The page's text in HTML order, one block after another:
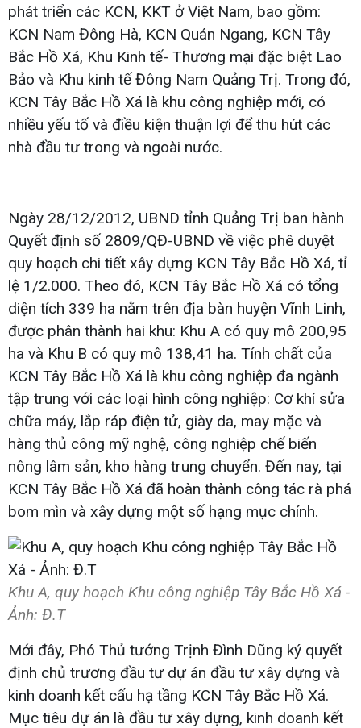
phát triển các KCN, KKT ở Việt Nam, bao gồm:
KCN Nam Đông Hà, KCN Quán Ngang, KCN Tây
Bắc Hồ Xá, Khu Kinh tế- Thương mại đặc biệt Lao
Bảo và Khu kinh tế Đông Nam Quảng Trị. Trong đó,
KCN Tây Bắc Hồ Xá là khu công nghiệp mới, có
nhiều yếu tố và điều kiện thuận lợi để thu hút các
nhà đầu tư trong và ngoài nước.
Ngày 28/12/2012, UBND tỉnh Quảng Trị ban hành
Quyết định số 2809/QĐ-UBND về việc phê duyệt
quy hoạch chi tiết xây dựng KCN Tây Bắc Hồ Xá, tỉ
lệ 1/2.000. Theo đó, KCN Tây Bắc Hồ Xá có tổng
diện tích 339 ha nằm trên địa bàn huyện Vĩnh Linh,
được phân thành hai khu: Khu A có quy mô 200,95
ha và Khu B có quy mô 138,41 ha. Tính chất của
KCN Tây Bắc Hồ Xá là khu công nghiệp đa ngành
tập trung với các loại hình công nghiệp: Cơ khí sửa
chữa máy, lắp ráp điện tử, giày da, may mặc và
hàng thủ công mỹ nghệ, công nghiệp chế biến
nông lâm sản, kho hàng trung chuyển. Đến nay, tại
KCN Tây Bắc Hồ Xá đã hoàn thành công tác rà phá
bom mìn và xây dựng một số hạng mục chính.
Khu A, quy hoạch Khu công nghiệp Tây Bắc Hồ Xá -
Ảnh: Đ.T​
Mới đây, Phó Thủ tướng Trịnh Đình Dũng ký quyết
định chủ trương đầu tư dự án đầu tư xây dựng và
kinh doanh kết cấu hạ tầng KCN Tây Bắc Hồ Xá.
Mục tiêu dự án là đầu tư xây dựng, kinh doanh kết